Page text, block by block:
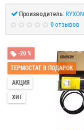
Производитель: RYXON
0 отзывов
-20 %
ТЕРМОСТАТ В ПОДАРОК
АКЦИЯ
ХИТ